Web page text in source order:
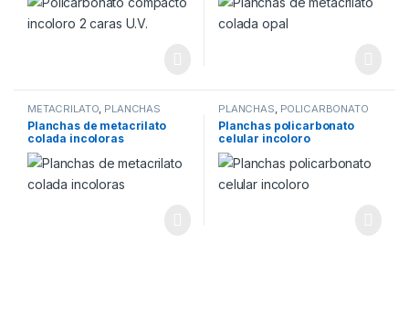
METACRILATO PLANCHAS
Planchas de metacrilato
colada incoloras
PLANCHAS POLICARBONATO
Planchas policarbonato
celular incoloro